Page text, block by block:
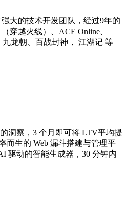
大的技术开发团队，经过9年的
穿越火线）、ACE Online、
九龙朝、百战封神， 江湖记 等
洞察，3 个月即可将 LTV平均提
而生的 Web 漏斗搭建与管理平
驱动的智能生成器，30 分钟内